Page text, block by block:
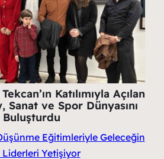
Katılımıyla Açılan
Sanat ve Spor Dünyasını
Buluşturdu